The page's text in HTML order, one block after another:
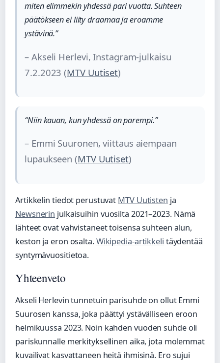
miten elimmekin yhdessä pari vuotta. Suhteen
päätökseen ei liity draamaa ja eroamme
ystävinä.”
– Akseli Herlevi, Instagram-julkaisu
7.2.2023 (MTV Uutiset)
“Niin kauan, kun yhdessä on parempi.”
– Emmi Suuronen, viittaus aiempaan
lupaukseen (MTV Uutiset)
Artikkelin tiedot perustuvat MTV Uutisten ja
Newsnerin julkaisuihin vuosilta 2021–2023. Nämä
lähteet ovat vahvistaneet toisensa suhteen alun,
keston ja eron osalta.Wikipedia-artikkeli täydentää
syntymävuositietoa.
Yhteenveto
Akseli Herlevin tunnetuin parisuhde on ollut Emmi
Suurosen kanssa, joka päättyi ystävälliseen eroon
helmikuussa 2023. Noin kahden vuoden suhde oli
pariskunnalle merkityksellinen aika, jota molemmat
kuvailivat kasvattaneen heitä ihmisinä. Ero sujui